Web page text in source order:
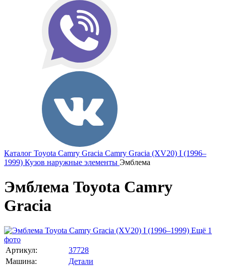
Каталог Toyota Camry Gracia Camry Gracia (XV20) I (1996–
1999) Кузов наружные элементы Эмблема
Эмблема Toyota Camry
Gracia
Ещё 1
фото
Артикул:
37728
Машина:
Детали